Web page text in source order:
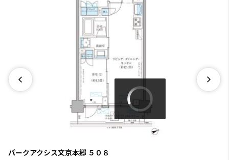
パークアクシス文京本郷 ５０８